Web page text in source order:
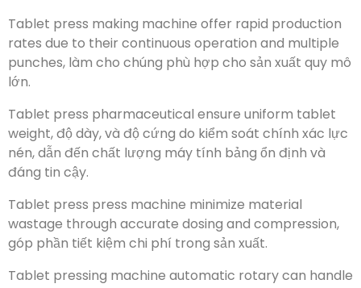
Máy ép viên có tốc độ sản xuất nhanh do hoạt động
liên tục và nhiều cú đấm, làm cho chúng phù hợp cho
sản xuất quy mô lớn.
thuốc đồng đều, độ dày, và độ cứng do kiểm soát
chính xác lực nén, dẫn đến chất lượng máy tính bảng
ổn định và đáng tin cậy.
Máy ép viên nén giảm thiểu lãng phí nguyên liệu thông
qua việc định lượng và nén chính xác, góp phần tiết
kiệm chi phí trong sản xuất.
Máy ép viên dạng quay tự động có thể ép được nhiều
kích cỡ viên khác nhau, hình dạng, và công thức, cho